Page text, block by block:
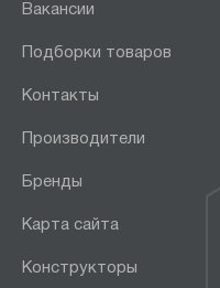
Вакансии
Подборки товаров
Контакты
Производители
Бренды
Карта сайта
Конструкторы